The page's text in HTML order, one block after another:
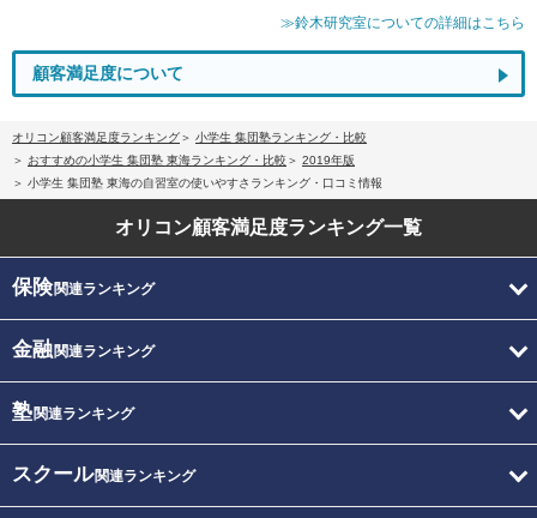
≫鈴木研究室についての詳細はこちら
顧客満足度について
オリコン顧客満足度ランキング
小学生 集団塾ランキング・比較
おすすめの小学生 集団塾 東海ランキング・比較
2019年版
小学生 集団塾 東海の自習室の使いやすさランキング・口コミ情報
オリコン顧客満足度ランキング一覧
保険関連ランキング
金融関連ランキング
塾関連ランキング
スクール関連ランキング